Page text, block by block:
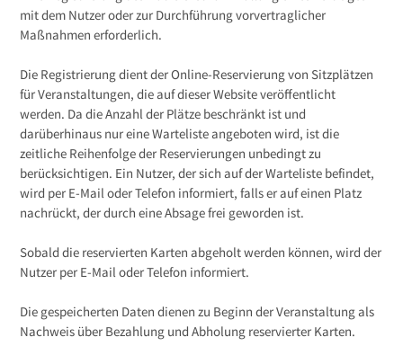
mit dem Nutzer oder zur Durchführung vorvertraglicher
Maßnahmen erforderlich.
Die Registrierung dient der Online-Reservierung von Sitzplätzen
für Veranstaltungen, die auf dieser Website veröffentlicht
werden. Da die Anzahl der Plätze beschränkt ist und
darüberhinaus nur eine Warteliste angeboten wird, ist die
zeitliche Reihenfolge der Reservierungen unbedingt zu
berücksichtigen. Ein Nutzer, der sich auf der Warteliste befindet,
wird per E-Mail oder Telefon informiert, falls er auf einen Platz
nachrückt, der durch eine Absage frei geworden ist.
Sobald die reservierten Karten abgeholt werden können, wird der
Nutzer per E-Mail oder Telefon informiert.
Die gespeicherten Daten dienen zu Beginn der Veranstaltung als
Nachweis über Bezahlung und Abholung reservierter Karten.